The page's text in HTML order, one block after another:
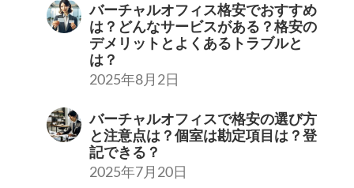
バーチャルオフィス格安でおすすめ
は？どんなサービスがある？格安の
デメリットとよくあるトラブルと
は？
2025年8月2日
バーチャルオフィスで格安の選び方
と注意点は？個室は勘定項目は？登
記できる？
2025年7月20日